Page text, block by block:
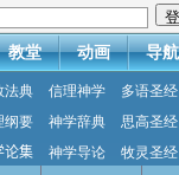
教堂 动画 导航
法典 信理神学
多语圣经
纲要 神学辞典
思高圣经
论集 神学导论 牧灵圣经